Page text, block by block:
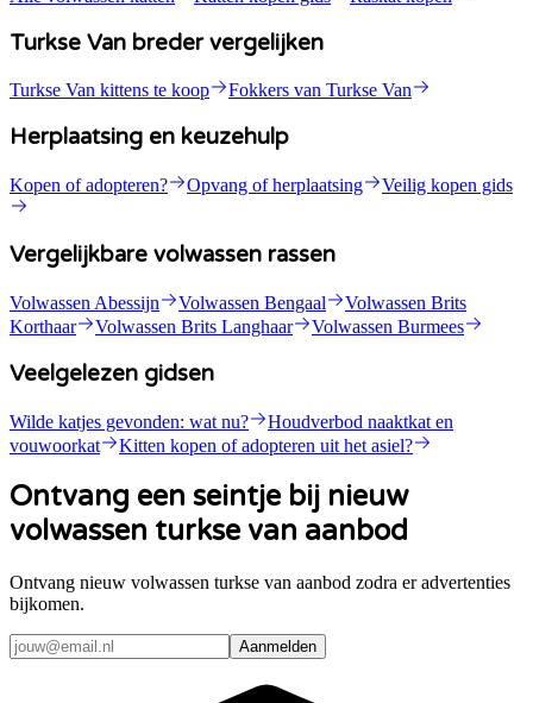
Turkse Van breder vergelijken
Turkse Van kittens te koop Fokkers van Turkse Van
Herplaatsing en keuzehulp
Kopen of adopteren? Opvang of herplaatsing Veilig kopen gids
Vergelijkbare volwassen rassen
Volwassen Abessijn Volwassen Bengaal
Volwassen Brits
Korthaar
Volwassen Brits Langhaar Volwassen Burmees
Veelgelezen gidsen
Wilde katjes gevonden: wat nu?
Houdverbod naaktkat en
vouwoorkat
Kitten kopen of adopteren uit het asiel?
Ontvang een seintje bij nieuw
volwassen turkse van aanbod
Ontvang nieuw volwassen turkse van aanbod zodra er advertenties
bijkomen.
Aanmelden